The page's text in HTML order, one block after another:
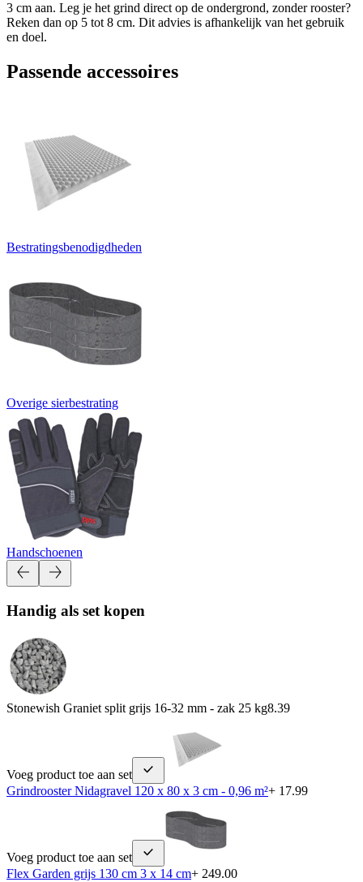
3 cm aan. Leg je het grind direct op de ondergrond, zonder rooster?
Reken dan op 5 tot 8 cm. Dit advies is afhankelijk van het gebruik
en doel.
Passende accessoires
Bestratingsbenodigdheden
Overige sierbestrating
Handschoenen
Handig als set kopen
Stonewish Graniet split grijs 16-32 mm - zak 25 kg8.39
Voeg product toe aan set
Grindrooster Nidagravel 120 x 80 x 3 cm - 0,96 m²+ 17.99
Voeg product toe aan set
Flex Garden grijs 130 cm 3 x 14 cm+ 249.00